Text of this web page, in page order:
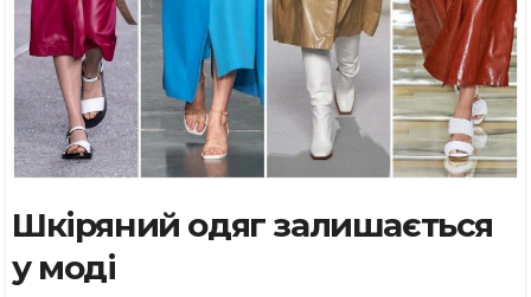
Шкіряний одяг залишається
у моді